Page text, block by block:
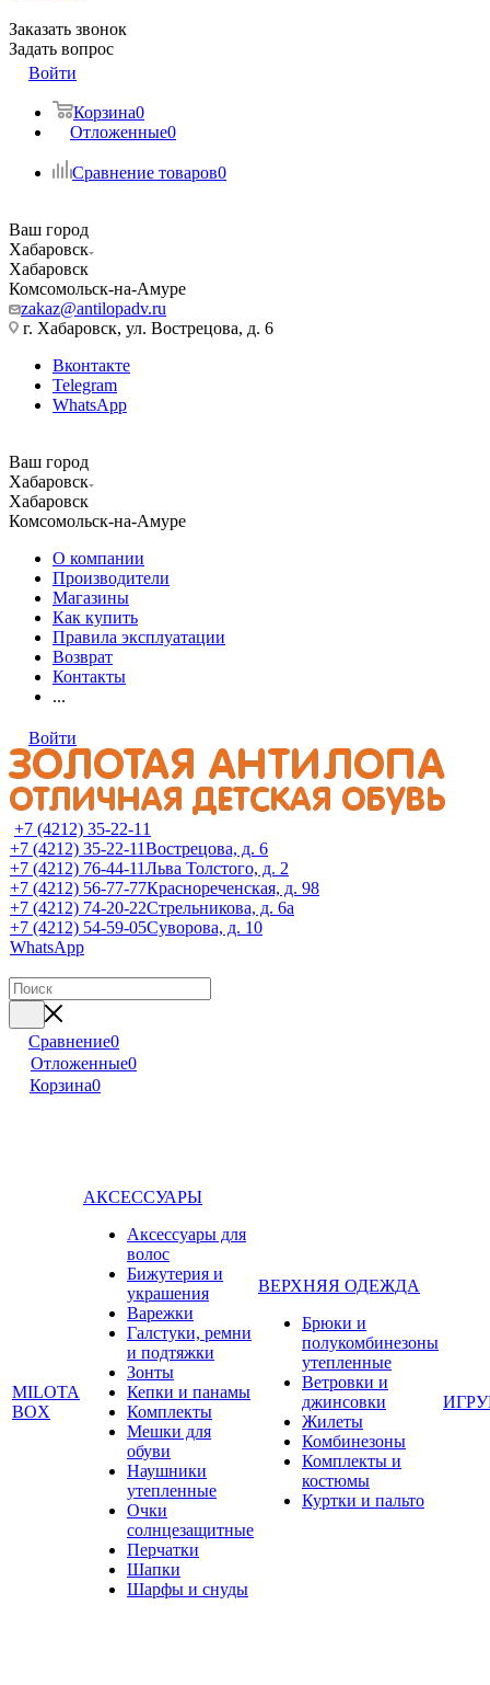
Заказать звонок
Задать вопрос
Войти
Корзина0
Отложенные0
Сравнение товаров0
Ваш город
Хабаровск
Хабаровск
Комсомольск-на-Амуре
zakaz@antilopadv.ru
г. Хабаровск, ул. Вострецова, д. 6
Вконтакте
Telegram
WhatsApp
Ваш город
Хабаровск
Хабаровск
Комсомольск-на-Амуре
О компании
Производители
Магазины
Как купить
Правила эксплуатации
Возврат
Контакты
...
Войти
+7 (4212) 35-22-11
+7 (4212) 35-22-11Вострецова, д. 6
+7 (4212) 76-44-11Льва Толстого, д. 2
+7 (4212) 56-77-77Краснореченская, д. 98
+7 (4212) 74-20-22Стрельникова, д. 6а
+7 (4212) 54-59-05Суворова, д. 10
WhatsApp
Сравнение0
Отложенные0
Корзина0
MILOTA
BOX
АКСЕССУАРЫ
Аксессуары для
волос
Бижутерия и
украшения
Варежки
Галстуки, ремни
и подтяжки
Зонты
Кепки и панамы
Комплекты
Мешки для
обуви
Наушники
утепленные
Очки
солнцезащитные
Перчатки
Шапки
Шарфы и снуды
ВЕРХНЯЯ ОДЕЖДА
Брюки и
полукомбинезоны
утепленные
Ветровки и
джинсовки
Жилеты
Комбинезоны
Комплекты и
костюмы
Куртки и пальто